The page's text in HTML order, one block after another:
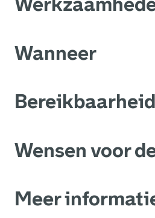
Wanneer
Bereikbaarheid
Wensen voor
Meer